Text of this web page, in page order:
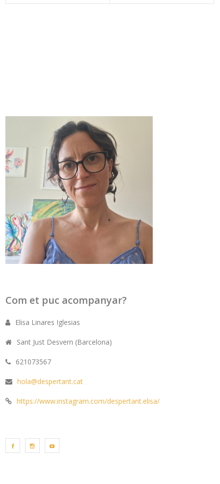
Com et puc acompanyar?
Elisa Linares Iglesias
Sant Just Desvern (Barcelona)
621073567
hola@despertant.cat
https://www.instagram.com/despertant.elisa/